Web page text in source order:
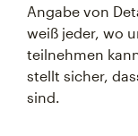
Angabe von
weiß jeder, wo
teilnehmen
stellt sicher,
sind.